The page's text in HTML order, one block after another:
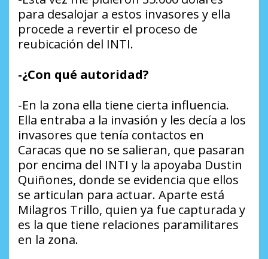
para desalojar a estos invasores y ella
procede a revertir el proceso de
reubicación del INTI.
-¿Con qué autoridad?
-En la zona ella tiene cierta influencia.
Ella entraba a la invasión y les decía a los
invasores que tenía contactos en
Caracas que no se salieran, que pasaran
por encima del INTI y la apoyaba Dustin
Quiñones, donde se evidencia que ellos
se articulan para actuar. Aparte está
Milagros Trillo, quien ya fue capturada y
es la que tiene relaciones paramilitares
en la zona.